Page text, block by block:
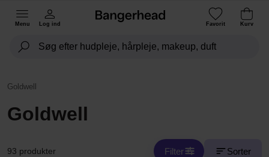
Menu Log ind Favorit Kurv
Goldwell
Goldwell
93 produkter Filter Sorter